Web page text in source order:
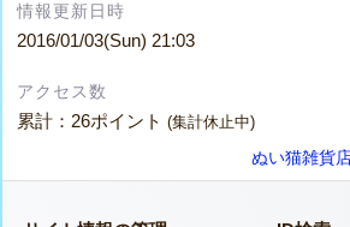
情報更新日時
2016/01/03(Sun) 21:03
アクセス数
累計：26ポイント(集計休止中)
ぬい猫雑貨